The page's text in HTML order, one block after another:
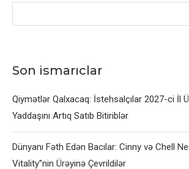
Son ismarıclar
Qiymətlər Qalxacaq: İstehsalçılar 2027-ci İl
Yaddaşını Artıq Satıb Bitiriblər
Dünyanı Fəth Edən Bacılar: Cinny və Chell
Vitality”nin Ürəyinə Çevrildilər